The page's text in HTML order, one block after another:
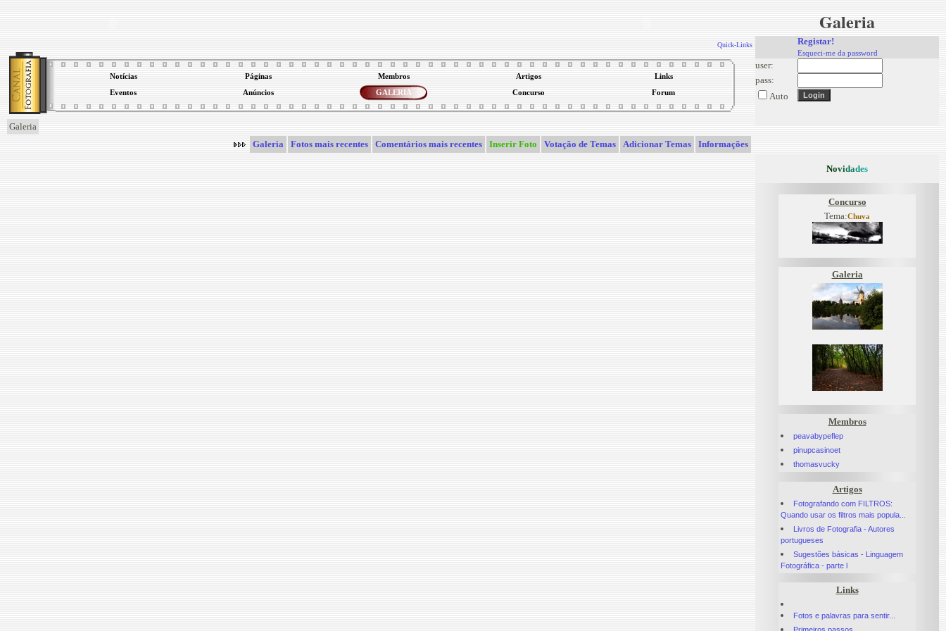
Quick-Links
Notícias Páginas Membros Artigos Links
Eventos Anúncios GALERIA Concurso Forum
Galeria
Galeria
Fotos mais recentes Comentários mais recentes Inserir Foto Votação de Temas Adicionar Temas Informações
Galeria
Registar!
Esqueci-me da password
user:
pass:
Auto
Novidades
Concurso
Tema:Chuva
Galeria
Membros
peavabypeflep
pinupcasinoet
thomasvucky
Artigos
Fotografando com FILTROS:
Quando usar os filtros mais popula...
Livros de Fotografia - Autores
portugueses
Sugestões básicas - Linguagem
Fotográfica - parte l
Links
Fotos e palavras para sentir...